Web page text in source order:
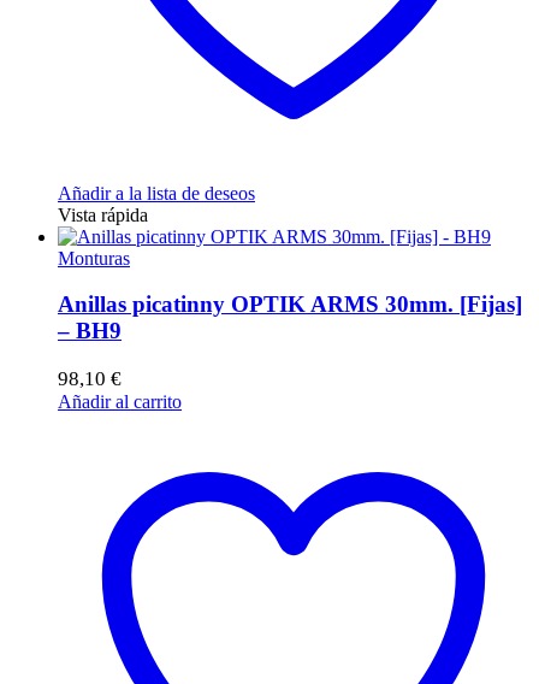
Añadir a la lista de deseos
Vista rápida
Monturas
Anillas picatinny OPTIK ARMS 30mm. [Fijas]
– BH9
98,10 €
Añadir al carrito